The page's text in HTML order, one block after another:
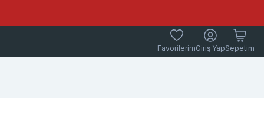
FavorilerimGiriş YapSepetim